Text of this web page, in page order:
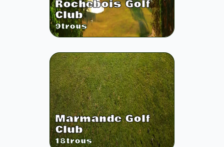
Rochebois Golf
Club
9trous
Marmande Golf
Club
18trous